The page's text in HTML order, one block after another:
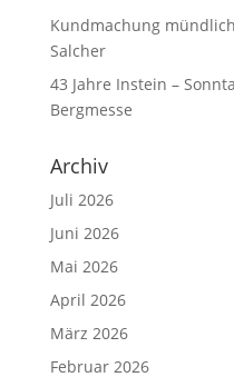
Kundmachung
Salcher
43 Jahre Instein –
Bergmesse
Archiv
Juli 2026
Juni 2026
Mai 2026
April 2026
März 2026
Februar 2026